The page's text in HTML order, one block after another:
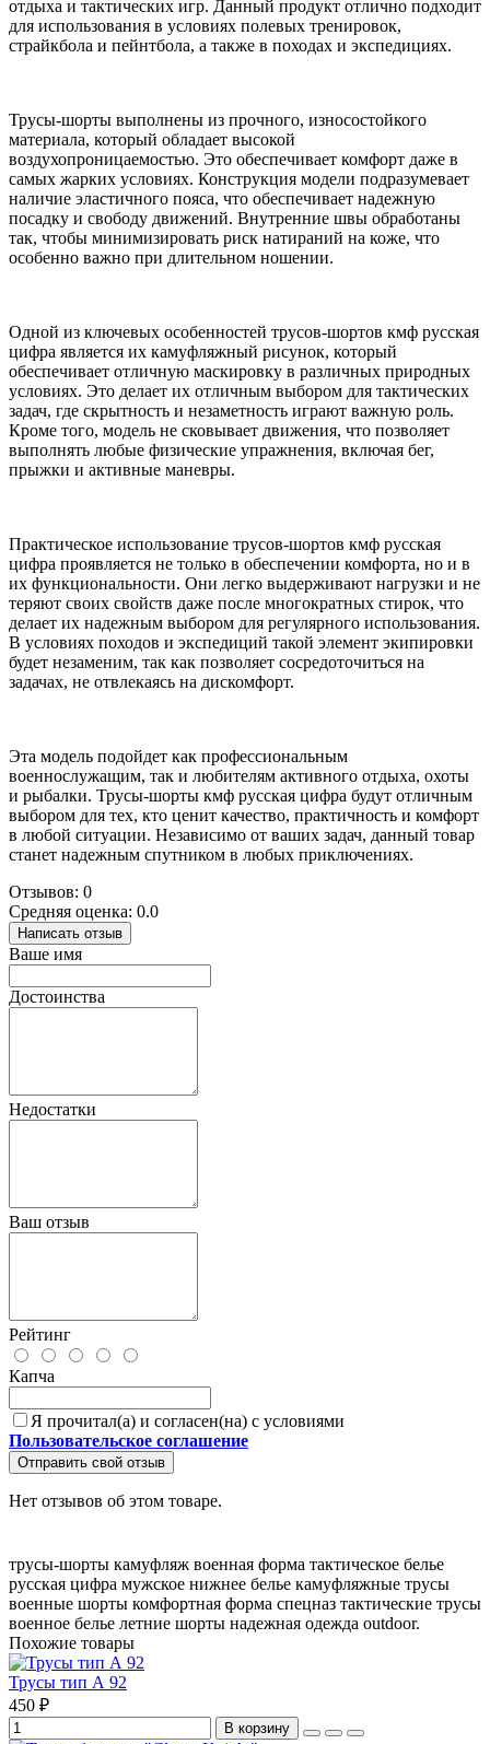
отдыха и тактических игр. Данный продукт отлично подходит
для использования в условиях полевых тренировок,
страйкбола и пейнтбола, а также в походах и экспедициях.
Трусы-шорты выполнены из прочного, износостойкого
материала, который обладает высокой
воздухопроницаемостью. Это обеспечивает комфорт даже в
самых жарких условиях. Конструкция модели подразумевает
наличие эластичного пояса, что обеспечивает надежную
посадку и свободу движений. Внутренние швы обработаны
так, чтобы минимизировать риск натираний на коже, что
особенно важно при длительном ношении.
Одной из ключевых особенностей трусов-шортов кмф русская
цифра является их камуфляжный рисунок, который
обеспечивает отличную маскировку в различных природных
условиях. Это делает их отличным выбором для тактических
задач, где скрытность и незаметность играют важную роль.
Кроме того, модель не сковывает движения, что позволяет
выполнять любые физические упражнения, включая бег,
прыжки и активные маневры.
Практическое использование трусов-шортов кмф русская
цифра проявляется не только в обеспечении комфорта, но и в
их функциональности. Они легко выдерживают нагрузки и не
теряют своих свойств даже после многократных стирок, что
делает их надежным выбором для регулярного использования.
В условиях походов и экспедиций такой элемент экипировки
будет незаменим, так как позволяет сосредоточиться на
задачах, не отвлекаясь на дискомфорт.
Эта модель подойдет как профессиональным
военнослужащим, так и любителям активного отдыха, охоты
и рыбалки. Трусы-шорты кмф русская цифра будут отличным
выбором для тех, кто ценит качество, практичность и комфорт
в любой ситуации. Независимо от ваших задач, данный товар
станет надежным спутником в любых приключениях.
Отзывов: 0
Средняя оценка: 0.0
Написать отзыв
Ваше имя
Достоинства
Недостатки
Ваш отзыв
Рейтинг
Капча
Я прочитал(а) и согласен(на) с условиями
Пользовательское соглашение
Отправить свой отзыв
Нет отзывов об этом товаре.
трусы-шорты камуфляж военная форма тактическое белье
русская цифра мужское нижнее белье камуфляжные трусы
военные шорты комфортная форма спецназ тактические трусы
военное белье летние шорты надежная одежда outdoor.
Похожие товары
Трусы тип А 92
450 ₽
В корзину